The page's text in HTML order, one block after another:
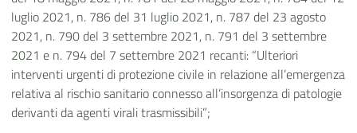
luglio 2021, n. 786 del 31 luglio 2021, n. 787 del 23 agosto
2021, n. 790 del 3 settembre 2021, n. 791 del 3 settembre
2021 e n. 794 del 7 settembre 2021 recanti: “Ulteriori
interventi urgenti di protezione civile in relazione all’emergenza
relativa al rischio sanitario connesso all’insorgenza di patologie
derivanti da agenti virali trasmissibili”;